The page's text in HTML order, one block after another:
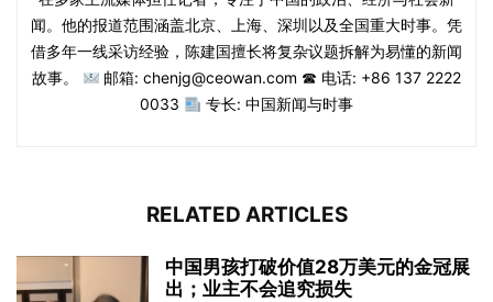
闻。他的报道范围涵盖北京、上海、深圳以及全国重大时事。凭
借多年一线采访经验，陈建国擅长将复杂议题拆解为易懂的新闻
故事。
邮箱: chenjg@ceowan.com ☎ 电话: +86 137 2222
0033
专长: 中国新闻与时事
RELATED ARTICLES
中国男孩打破价值28万美元的金冠展
出；业主不会追究损失